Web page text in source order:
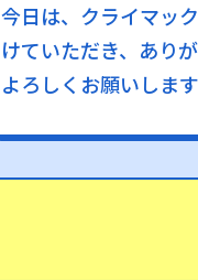
今日は、クライマッ
けていただき、あり
よろしくお願いします